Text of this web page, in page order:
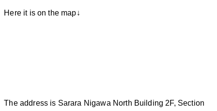
Here it is on the map↓
The address is Sarara Nigawa North Building 2F, Section